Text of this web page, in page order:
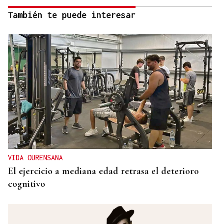
También te puede interesar
VIDA OURENSANA
El ejercicio a mediana edad retrasa el deterioro
cognitivo